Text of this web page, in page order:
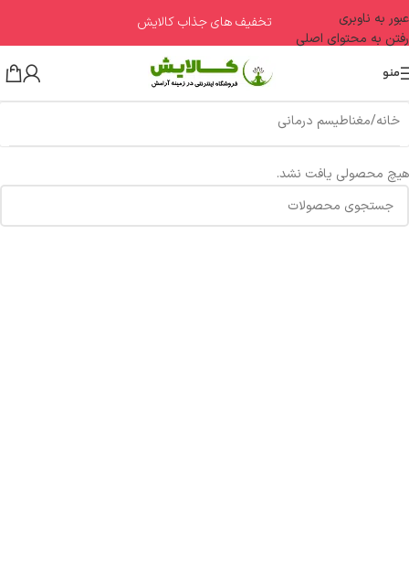
عبور به ناوبری
رفتن به محتوای اصلی
تخفیف های جذاب کالایش
منو
خانه مغناطیسم درمانی
هیچ محصولی یافت نشد.